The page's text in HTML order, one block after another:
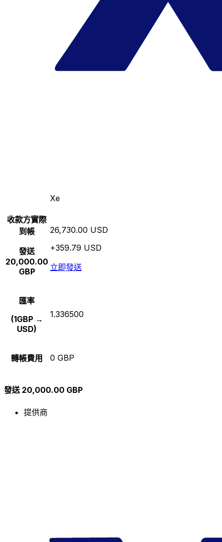
Xe
收款方實際
到帳
發送
20,000.00
GBP
26,730.00 USD
+359.79 USD
立即發送
匯率
(1GBP →
USD)
1.336500
轉帳費用 0 GBP
發送 20,000.00 GBP
提供商